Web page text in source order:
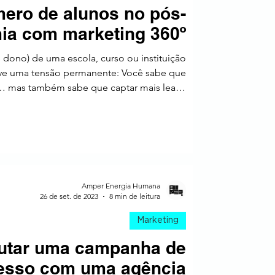
de alunos no pós-
com marketing 360º
de uma escola, curso ou instituição
uma tensão permanente: Você sabe que
mas também sabe que captar mais leads
uma campanha de
com uma agência
Marketing
Amper Energia Humana
26 de set. de 2023
8 min de leitura